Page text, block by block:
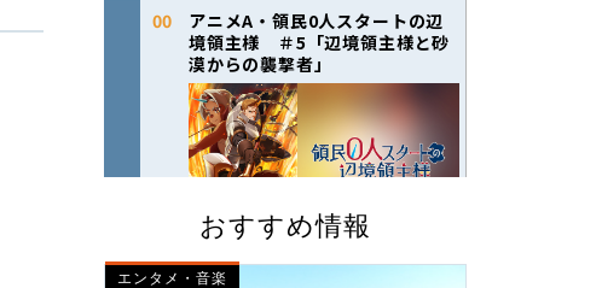
おすすめ情報
エンタメ・音楽